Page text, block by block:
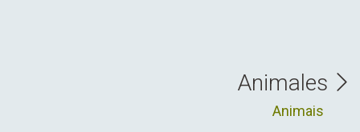
Animales
Animais